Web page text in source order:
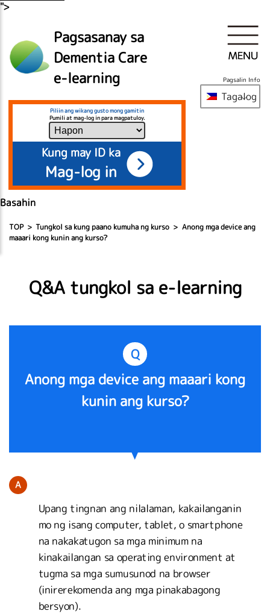
">
Pagsasanay sa
Dementia Care
e-learning
Piliin ang wikang gusto mong gamitin
Pumili at mag-log in para magpatuloy.
Kung may ID ka
Mag-log in
Basahin
Pagsalin Info
Tagalog
TOP Tungkol sa kung paano kumuha ng kurso
Anong mga device ang
maaari kong kunin ang kurso?
Q&A tungkol sa e-learning
Q
Anong mga device ang maaari kong
kunin ang kurso?
A
Upang tingnan ang nilalaman, kakailanganin
mo ng isang computer, tablet, o smartphone
na nakakatugon sa mga minimum na
kinakailangan sa operating environment at
tugma sa mga sumusunod na browser
(inirerekomenda ang mga pinakabagong
bersyon).